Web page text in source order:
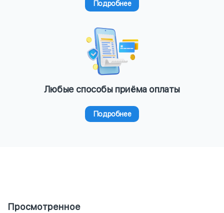
Подробнее
Любые способы приёма оплаты
Подробнее
Просмотренное